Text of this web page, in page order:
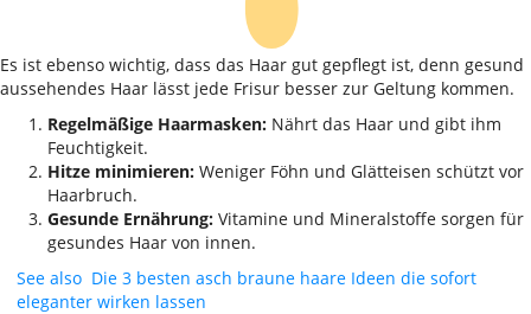
Es ist ebenso wichtig, dass das Haar gut gepflegt ist, denn gesund
aussehendes Haar lässt jede Frisur besser zur Geltung kommen.
Regelmäßige Haarmasken: Nährt das Haar und gibt ihm
Feuchtigkeit.
Hitze minimieren: Weniger Föhn und Glätteisen schützt vor
Haarbruch.
Gesunde Ernährung: Vitamine und Mineralstoffe sorgen für
gesundes Haar von innen.
See also Die 3 besten asch braune haare Ideen die sofort
eleganter wirken lassen